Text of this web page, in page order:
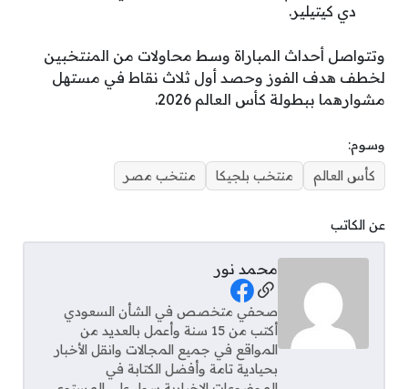
دي كيتيلير.
وتتواصل أحداث المباراة وسط محاولات من المنتخبين
لخطف هدف الفوز وحصد أول ثلاث نقاط في مستهل
مشوارهما ببطولة كأس العالم 2026.
وسوم:
كأس العالم
منتخب بلجيكا منتخب مصر
عن الكاتب
محمد نور
Social Links
صحفي متخصص في الشأن السعودي
أكتب من 15 سنة وأعمل بالعديد من
المواقع في جميع المجالات وانقل الأخبار
بحيادية تامة وأفضل الكتابة في